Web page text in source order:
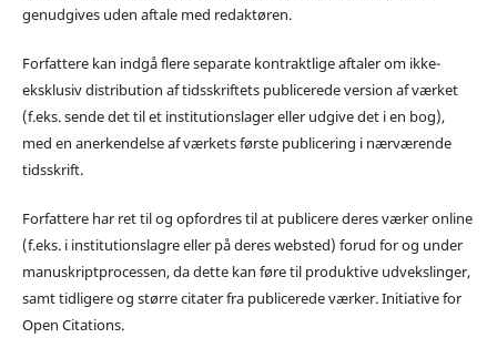
genudgives uden aftale med redaktøren.
Forfattere kan indgå flere separate kontraktlige aftaler om ikke-
eksklusiv distribution af tidsskriftets publicerede version af værket
(f.eks. sende det til et institutionslager eller udgive det i en bog),
med en anerkendelse af værkets første publicering i nærværende
tidsskrift.
Forfattere har ret til og opfordres til at publicere deres værker online
(f.eks. i institutionslagre eller på deres websted) forud for og under
manuskriptprocessen, da dette kan føre til produktive udvekslinger,
samt tidligere og større citater fra publicerede værker. Initiative for
Open Citations.